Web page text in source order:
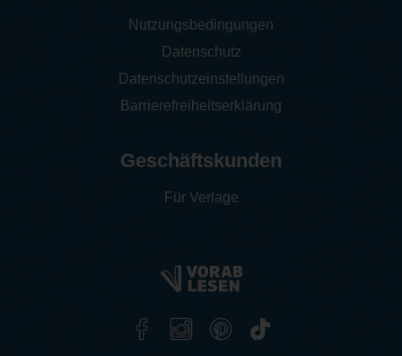
Nutzungsbedingungen
Datenschutz
Datenschutzeinstellungen
Barrierefreiheitserklärung
Geschäftskunden
Für Verlage